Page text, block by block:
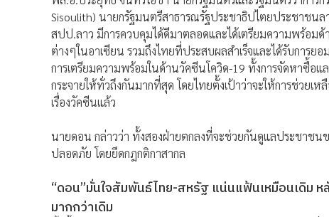
Sisoulith) นายกรัฐมนตรีสาธารณรัฐประชาธิปไตยประชาชน
สปป.ลาว มีการควบคุมได้ดีมาตลอดและได้เตรียมความพร้อม
ต่างๆในอาเซียน รวมถึงไทยที่ประสบผลสำเร็จและได้รับการ
การเตรียมความพร้อมในด้านวัคซีนโควิด-19 ทั้งการจัดหาซื้อ
กระจายให้ทั่วถึงกันมากที่สุด โดยไทยตั้งเป้าว่าจะให้การช่วย
เรื่องวัคซีนแล้ว
นายดอน กล่าวว่า ทั้งสองฝ่ายตกลงที่จะช่วยกันดูแลประชาชน
ปลอดภัย โดยยึดกฎกติกาสากล
“ดอน”มั่นใจสัมพันธ์ไทย-สหรัฐ แน่นแฟ้นเหมือนเดิม ห
มากกว่าเดิม